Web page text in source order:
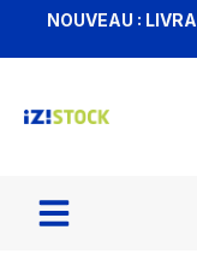
NOUVEAU :